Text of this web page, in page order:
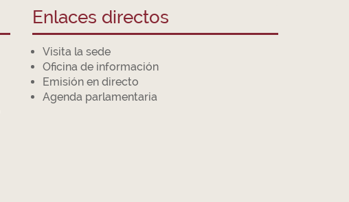
Enlaces directos
Visita la sede
Oficina de información
Emisión en directo
Agenda parlamentaria